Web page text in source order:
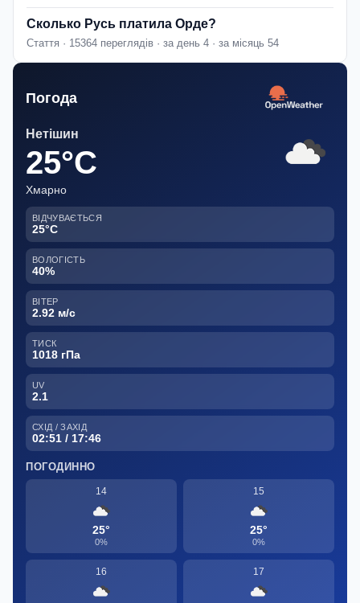
Сколько Русь платила Орде?
Стаття · 15364 переглядів · за день 4 · за місяць 54
Погода
Нетішин
25°C
Хмарно
ВІДЧУВАЄТЬСЯ
25°C
ВОЛОГІСТЬ
40%
ВІТЕР
2.92 м/с
ТИСК
1018 гПа
UV
2.1
СХІД / ЗАХІД
02:51 / 17:46
ПОГОДИННО
14
25°
0%
15
25°
0%
16 17